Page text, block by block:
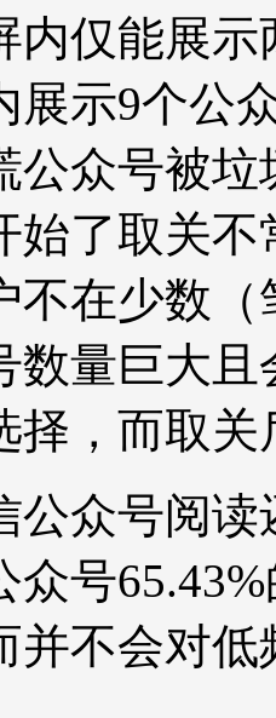
内仅能展
展示9个公
公众号被
始了取关
不在少数
数量巨大
择，而取
公众号阅
众号
并不会对